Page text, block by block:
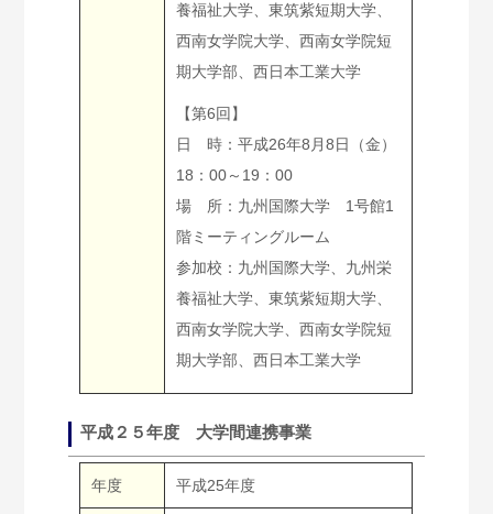
養福祉大学、東筑紫短期大学、
西南女学院大学、西南女学院短
期大学部、西日本工業大学
【第6回】
日 時：平成26年8月8日（金）
18：00～19：00
場 所：九州国際大学 1号館1
階ミーティングルーム
参加校：九州国際大学、九州栄
養福祉大学、東筑紫短期大学、
西南女学院大学、西南女学院短
期大学部、西日本工業大学
平成２５年度 大学間連携事業
年度 平成25年度